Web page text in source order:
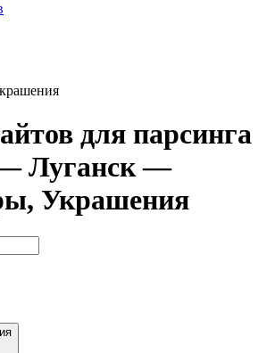
для парсинга
Луганск —
Украшения